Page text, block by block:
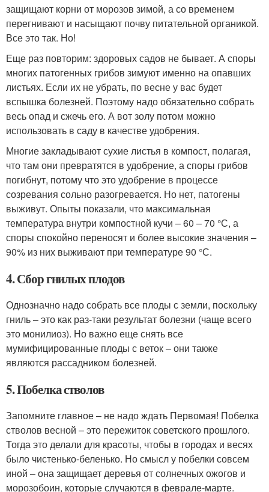
защищают корни от морозов зимой, а со временем
перегнивают и насыщают почву питательной органикой.
Все это так. Но!
Еще раз повторим: здоровых садов не бывает. А споры
многих патогенных грибов зимуют именно на опавших
листьях. Если их не убрать, по весне у вас будет
вспышка болезней. Поэтому надо обязательно собрать
весь опад и сжечь его. А вот золу потом можно
использовать в саду в качестве удобрения.
Многие закладывают сухие листья в компост, полагая,
что там они превратятся в удобрение, а споры грибов
погибнут, потому что это удобрение в процессе
созревания сольно разогревается. Но нет, патогены
выживут. Опыты показали, что максимальная
температура внутри компостной кучи – 60 – 70 °С, а
споры спокойно переносят и более высокие значения –
90% из них выживают при температуре 90 °С.
4. Сбор гнилых плодов
Однозначно надо собрать все плоды с земли, поскольку
гниль – это как раз-таки результат болезни (чаще всего
это монилиоз). Но важно еще снять все
мумифицированные плоды с веток – они также
являются рассадником болезней.
5. Побелка стволов
Запомните главное – не надо ждать Первомая! Побелка
стволов весной – это пережиток советского прошлого.
Тогда это делали для красоты, чтобы в городах и весях
было чистенько-беленько. Но смысл у побелки совсем
иной – она защищает деревья от солнечных ожогов и
морозобоин, которые случаются в феврале-марте.